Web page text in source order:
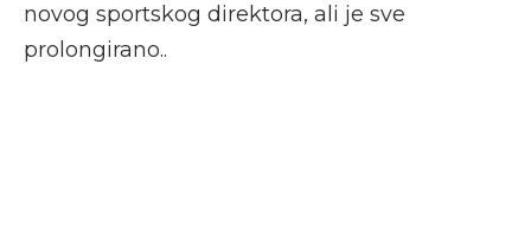
novog sportskog direktora, ali je sve
prolongirano..